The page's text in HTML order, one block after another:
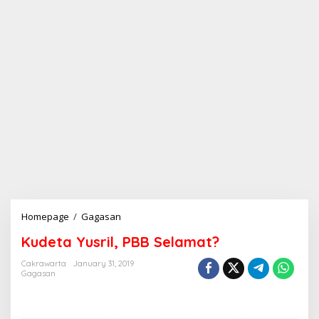
Homepage / Gagasan
d
t
Kudeta Yusril, PBB Selamat?
Cakrawarta
January 31, 2019
Gagasan